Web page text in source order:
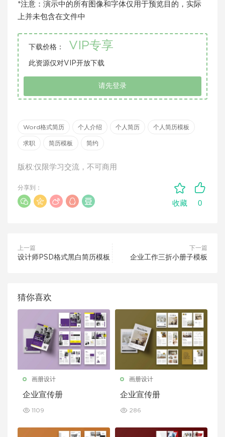
*注意：演示中的所有图像和字体仅用于预览目的，实际
上并未包含在文件中
下载价格： VIP专享
此资源仅对VIP开放下载
请先登录
Word格式简历 个人介绍 个人简历 个人简历模板
求职 简历模板 简约
版权:仅限学习交流，不可商用
收藏 0
分享到：
上一篇
设计师PSD格式黑白简历模板
下一篇
企业工作三折小册子模板
猜你喜欢
画册设计
企业宣传册
1109
画册设计
企业宣传册
286